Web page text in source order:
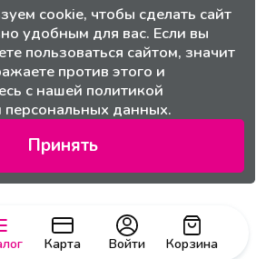
Карта Корзина
Войти
cookie, чтобы сделать сайт
удобным для вас. Если вы
пользоваться сайтом, значит
против этого и
с нашей политикой
персональных данных.
Принять